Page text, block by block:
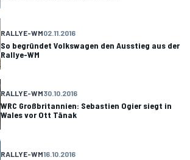
RALLYE-WM02.11.2016
So begründet Volkswagen den Ausstieg aus der
Rallye-WM
RALLYE-WM30.10.2016
WRC Großbritannien: Sebastien Ogier siegt in
Wales vor Ott Tänak
RALLYE-WM16.10.2016